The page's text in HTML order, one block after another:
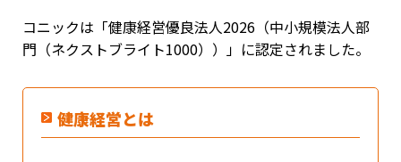
コニックは「健康経営優良法人2026（中小規模法人部
門（ネクストブライト1000））」に認定されました。
健康経営とは